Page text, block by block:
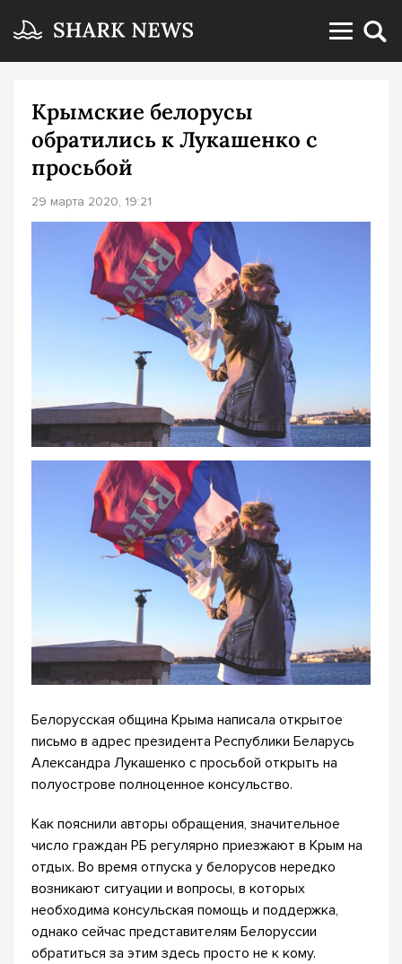
Крымские белорусы
обратились к Лукашенко с
просьбой
29 марта 2020, 19:21
Белорусская община Крыма написала открытое
письмо в адрес президента Республики Беларусь
Александра Лукашенко с просьбой открыть на
полуострове полноценное консульство.
Как пояснили авторы обращения, значительное
число граждан РБ регулярно приезжают в Крым на
отдых. Во время отпуска у белорусов нередко
возникают ситуации и вопросы, в которых
необходима консульская помощь и поддержка,
однако сейчас представителям Белоруссии
обратиться за этим здесь просто не к кому.